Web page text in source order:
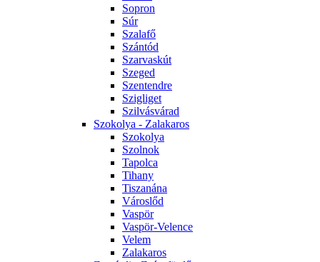
Sopron
Súr
Szalafő
Szántód
Szarvaskút
Szeged
Szentendre
Szigliget
Szilvásvárad
Szokolya - Zalakaros
Szokolya
Szolnok
Tapolca
Tihany
Tiszanána
Városlőd
Vaspör
Vaspör-Velence
Velem
Zalakaros